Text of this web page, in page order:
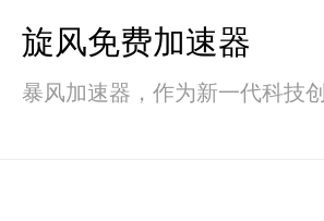
旋风免费加速器
暴风加速器，作为新一代科技